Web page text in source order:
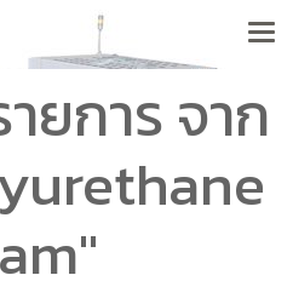
ยการ จาก